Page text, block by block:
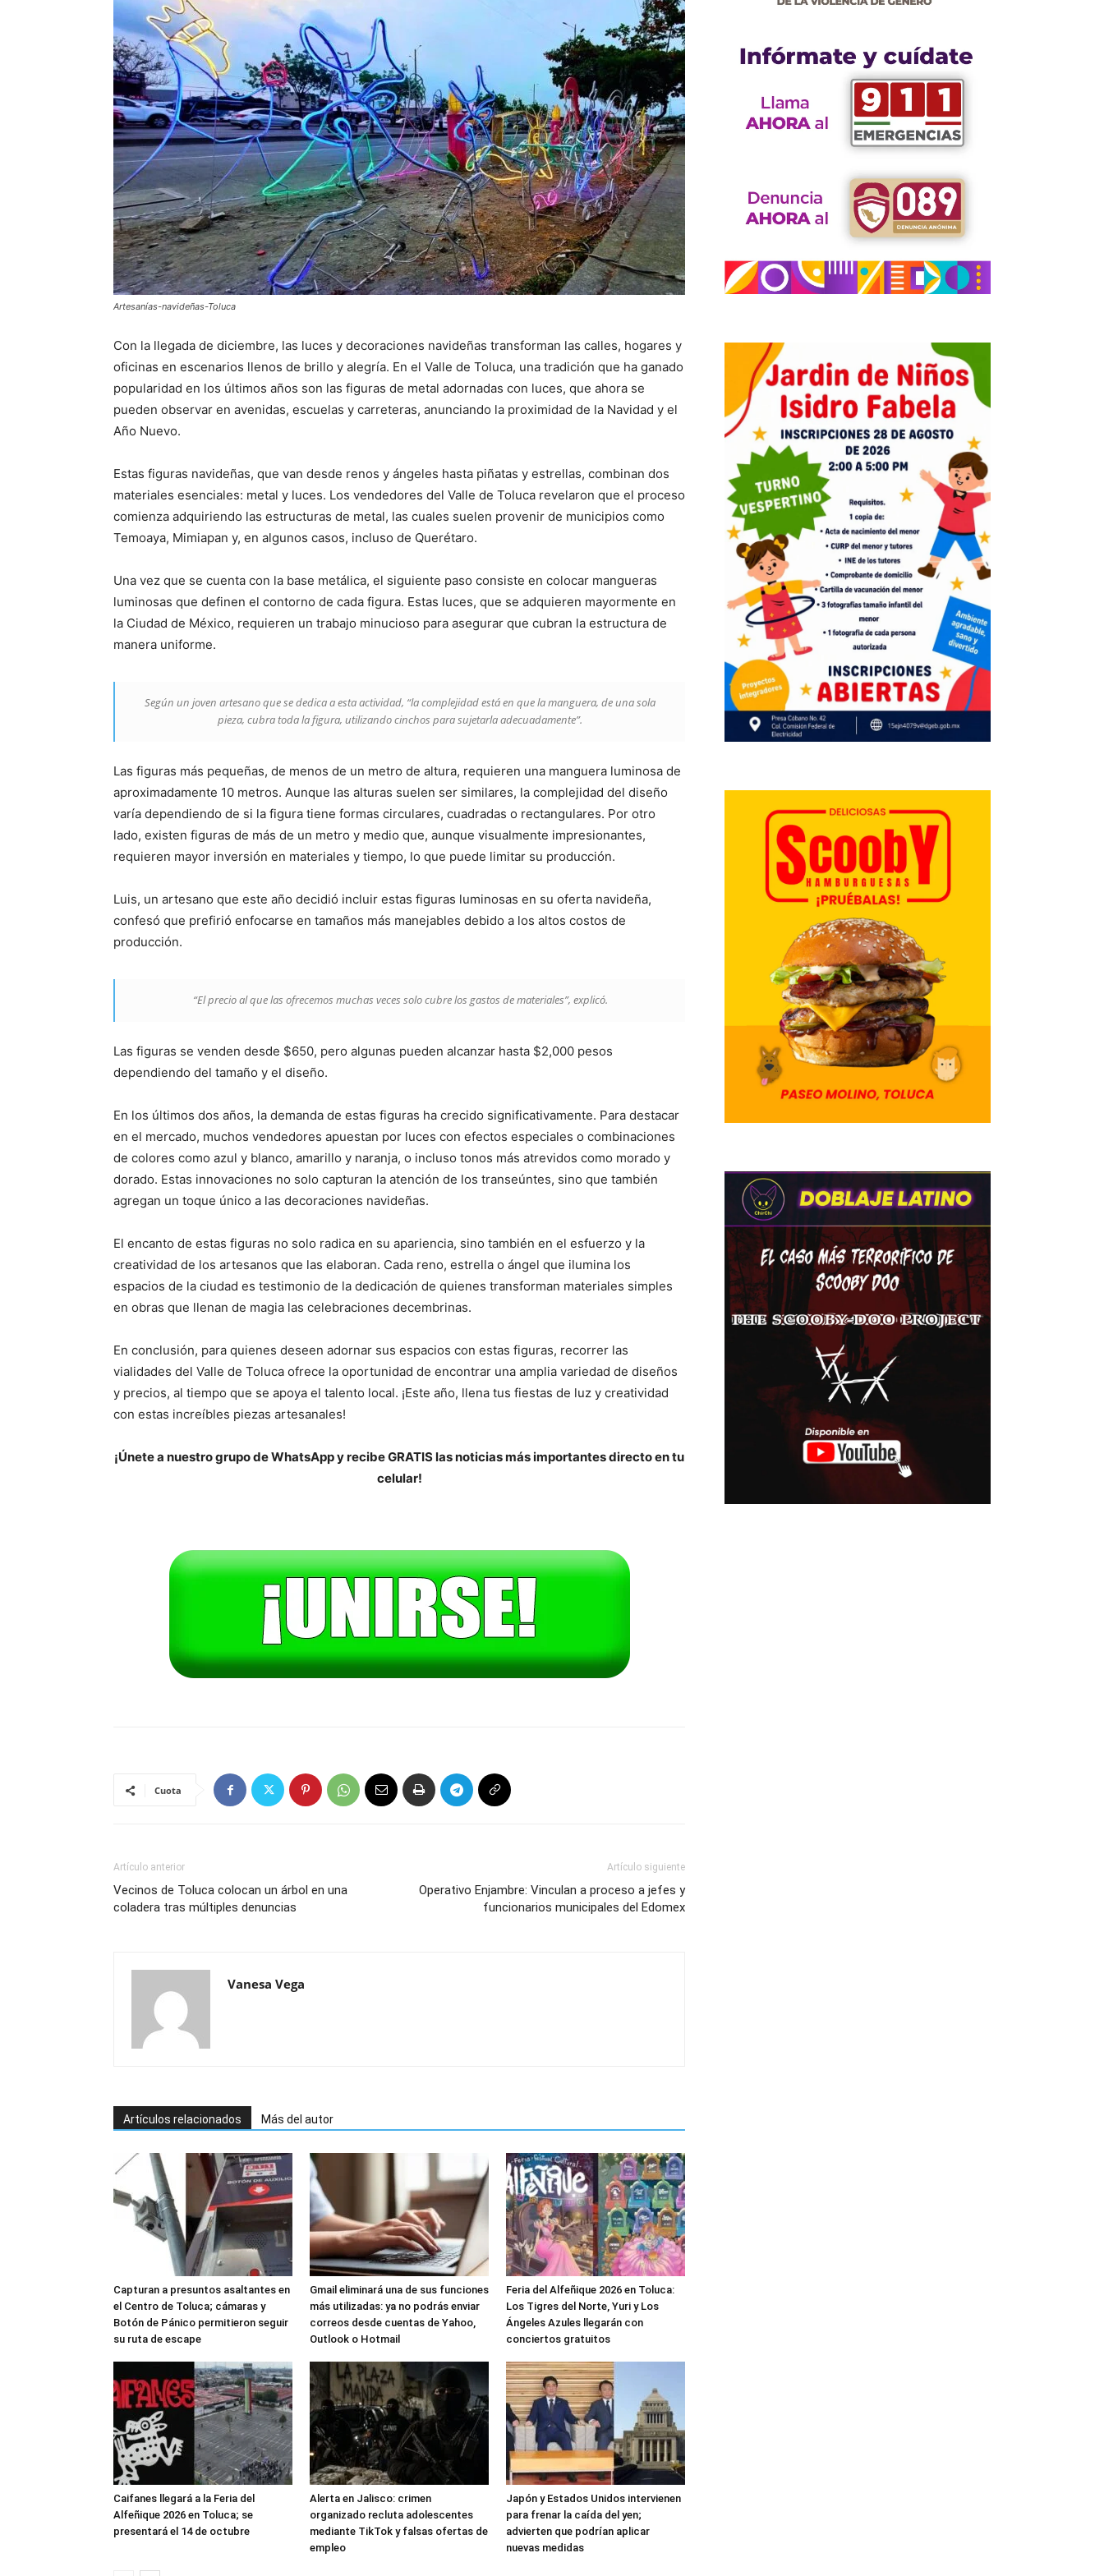
Artesanías-navideñas-Toluca
Con la llegada de diciembre, las luces y decoraciones navideñas transforman las calles, hogares y
oficinas en escenarios llenos de brillo y alegría. En el Valle de Toluca, una tradición que ha ganado
popularidad en los últimos años son las figuras de metal adornadas con luces, que ahora se
pueden observar en avenidas, escuelas y carreteras, anunciando la proximidad de la Navidad y el
Año Nuevo.
Estas figuras navideñas, que van desde renos y ángeles hasta piñatas y estrellas, combinan dos
materiales esenciales: metal y luces. Los vendedores del Valle de Toluca revelaron que el proceso
comienza adquiriendo las estructuras de metal, las cuales suelen provenir de municipios como
Temoaya, Mimiapan y, en algunos casos, incluso de Querétaro.
Una vez que se cuenta con la base metálica, el siguiente paso consiste en colocar mangueras
luminosas que definen el contorno de cada figura. Estas luces, que se adquieren mayormente en
la Ciudad de México, requieren un trabajo minucioso para asegurar que cubran la estructura de
manera uniforme.
Según un joven artesano que se dedica a esta actividad, “la complejidad está en que la manguera, de una sola
pieza, cubra toda la figura, utilizando cinchos para sujetarla adecuadamente”.
Las figuras más pequeñas, de menos de un metro de altura, requieren una manguera luminosa de
aproximadamente 10 metros. Aunque las alturas suelen ser similares, la complejidad del diseño
varía dependiendo de si la figura tiene formas circulares, cuadradas o rectangulares. Por otro
lado, existen figuras de más de un metro y medio que, aunque visualmente impresionantes,
requieren mayor inversión en materiales y tiempo, lo que puede limitar su producción.
Luis, un artesano que este año decidió incluir estas figuras luminosas en su oferta navideña,
confesó que prefirió enfocarse en tamaños más manejables debido a los altos costos de
producción.
“El precio al que las ofrecemos muchas veces solo cubre los gastos de materiales”, explicó.
Las figuras se venden desde $650, pero algunas pueden alcanzar hasta $2,000 pesos
dependiendo del tamaño y el diseño.
En los últimos dos años, la demanda de estas figuras ha crecido significativamente. Para destacar
en el mercado, muchos vendedores apuestan por luces con efectos especiales o combinaciones
de colores como azul y blanco, amarillo y naranja, o incluso tonos más atrevidos como morado y
dorado. Estas innovaciones no solo capturan la atención de los transeúntes, sino que también
agregan un toque único a las decoraciones navideñas.
El encanto de estas figuras no solo radica en su apariencia, sino también en el esfuerzo y la
creatividad de los artesanos que las elaboran. Cada reno, estrella o ángel que ilumina los
espacios de la ciudad es testimonio de la dedicación de quienes transforman materiales simples
en obras que llenan de magia las celebraciones decembrinas.
En conclusión, para quienes deseen adornar sus espacios con estas figuras, recorrer las
vialidades del Valle de Toluca ofrece la oportunidad de encontrar una amplia variedad de diseños
y precios, al tiempo que se apoya el talento local. ¡Este año, llena tus fiestas de luz y creatividad
con estas increíbles piezas artesanales!
¡Únete a nuestro grupo de WhatsApp y recibe GRATIS las noticias más importantes directo en tu
celular!
Cuota
Artículo anterior
Vecinos de Toluca colocan un árbol en una
coladera tras múltiples denuncias
Artículo siguiente
Operativo Enjambre: Vinculan a proceso a jefes y
funcionarios municipales del Edomex
Vanesa Vega
Artículos relacionados Más del autor
Capturan a presuntos asaltantes en
el Centro de Toluca; cámaras y
Botón de Pánico permitieron seguir
su ruta de escape
Gmail eliminará una de sus funciones
más utilizadas: ya no podrás enviar
correos desde cuentas de Yahoo,
Outlook o Hotmail
Feria del Alfeñique 2026 en Toluca:
Los Tigres del Norte, Yuri y Los
Ángeles Azules llegarán con
conciertos gratuitos
Caifanes llegará a la Feria del
Alfeñique 2026 en Toluca; se
presentará el 14 de octubre
Alerta en Jalisco: crimen
organizado recluta adolescentes
mediante TikTok y falsas ofertas de
empleo
Japón y Estados Unidos intervienen
para frenar la caída del yen;
advierten que podrían aplicar
nuevas medidas